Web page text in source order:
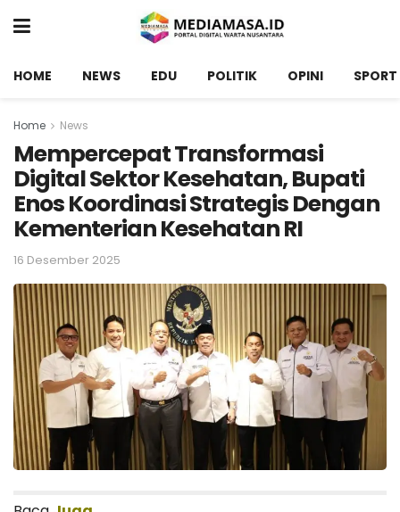
HOME NEWS EDU POLITIK OPINI SPORT
Home News
Mempercepat Transformasi
Digital Sektor Kesehatan, Bupati
Enos Koordinasi Strategis Dengan
Kementerian Kesehatan RI
16 Desember 2025